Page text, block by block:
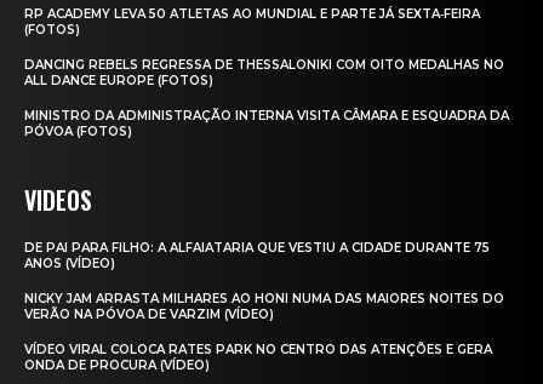
RP ACADEMY LEVA 50 ATLETAS AO MUNDIAL E PARTE JÁ SEXTA‑FEIRA
(FOTOS)
DANCING REBELS REGRESSA DE THESSALONIKI COM OITO MEDALHAS NO
ALL DANCE EUROPE (FOTOS)
MINISTRO DA ADMINISTRAÇÃO INTERNA VISITA CÂMARA E ESQUADRA DA
PÓVOA (FOTOS)
VIDEOS
DE PAI PARA FILHO: A ALFAIATARIA QUE VESTIU A CIDADE DURANTE 75
ANOS (VÍDEO)
NICKY JAM ARRASTA MILHARES AO HONI NUMA DAS MAIORES NOITES DO
VERÃO NA PÓVOA DE VARZIM (VÍDEO)
VÍDEO VIRAL COLOCA RATES PARK NO CENTRO DAS ATENÇÕES E GERA
ONDA DE PROCURA (VÍDEO)